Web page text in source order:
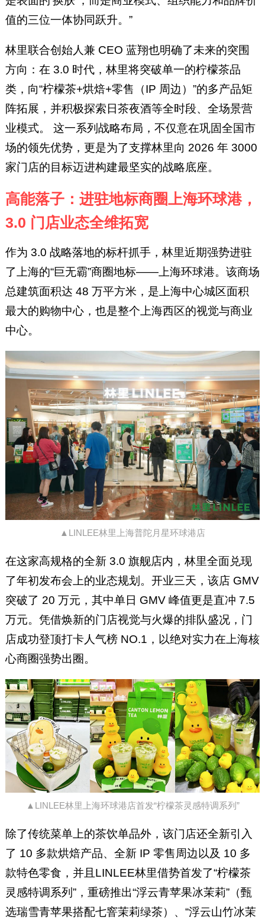
值的三位一体协同跃升。”
林里联合创始人兼 CEO 蓝翔也明确了未来的突围
方向：在 3.0 时代，林里将突破单一的柠檬茶品
类，向“柠檬茶+烘焙+零售（IP 周边）”的多产品矩
阵拓展，并积极探索日茶夜酒等全时段、全场景营
业模式。 这一系列战略布局，不仅意在巩固全国市
场的领先优势，更是为了支撑林里向 2026 年 3000
家门店的目标迈进构建最坚实的战略底座。
高能落子：进驻地标商圈上海环球港，
3.0 门店业态全维拓宽
作为 3.0 战略落地的标杆抓手，林里近期强势进驻
了上海的“巨无霸”商圈地标——上海环球港。该商场
总建筑面积达 48 万平方米，是上海中心城区面积
最大的购物中心，也是整个上海西区的视觉与商业
中心。
▲LINLEE林里上海普陀月星环球港店
在这家高规格的全新 3.0 旗舰店内，林里全面兑现
了年初发布会上的业态规划。开业三天，该店 GMV
突破了 20 万元，其中单日 GMV 峰值更是直冲 7.5
万元。凭借焕新的门店视觉与火爆的排队盛况，门
店成功登顶打卡人气榜 NO.1，以绝对实力在上海核
心商圈强势出圈。
▲LINLEE林里上海环球港店首发“柠檬茶灵感特调系列”
除了传统菜单上的茶饮单品外，该门店还全新引入
了 10 多款烘焙产品、全新 IP 零售周边以及 10 多
款特色零食，并且LINLEE林里借势首发了“柠檬茶
灵感特调系列”，重磅推出“浮云青苹果冰茉莉”（甄
选瑞雪青苹果搭配七窨茉莉绿茶）、“浮云山竹冰茉